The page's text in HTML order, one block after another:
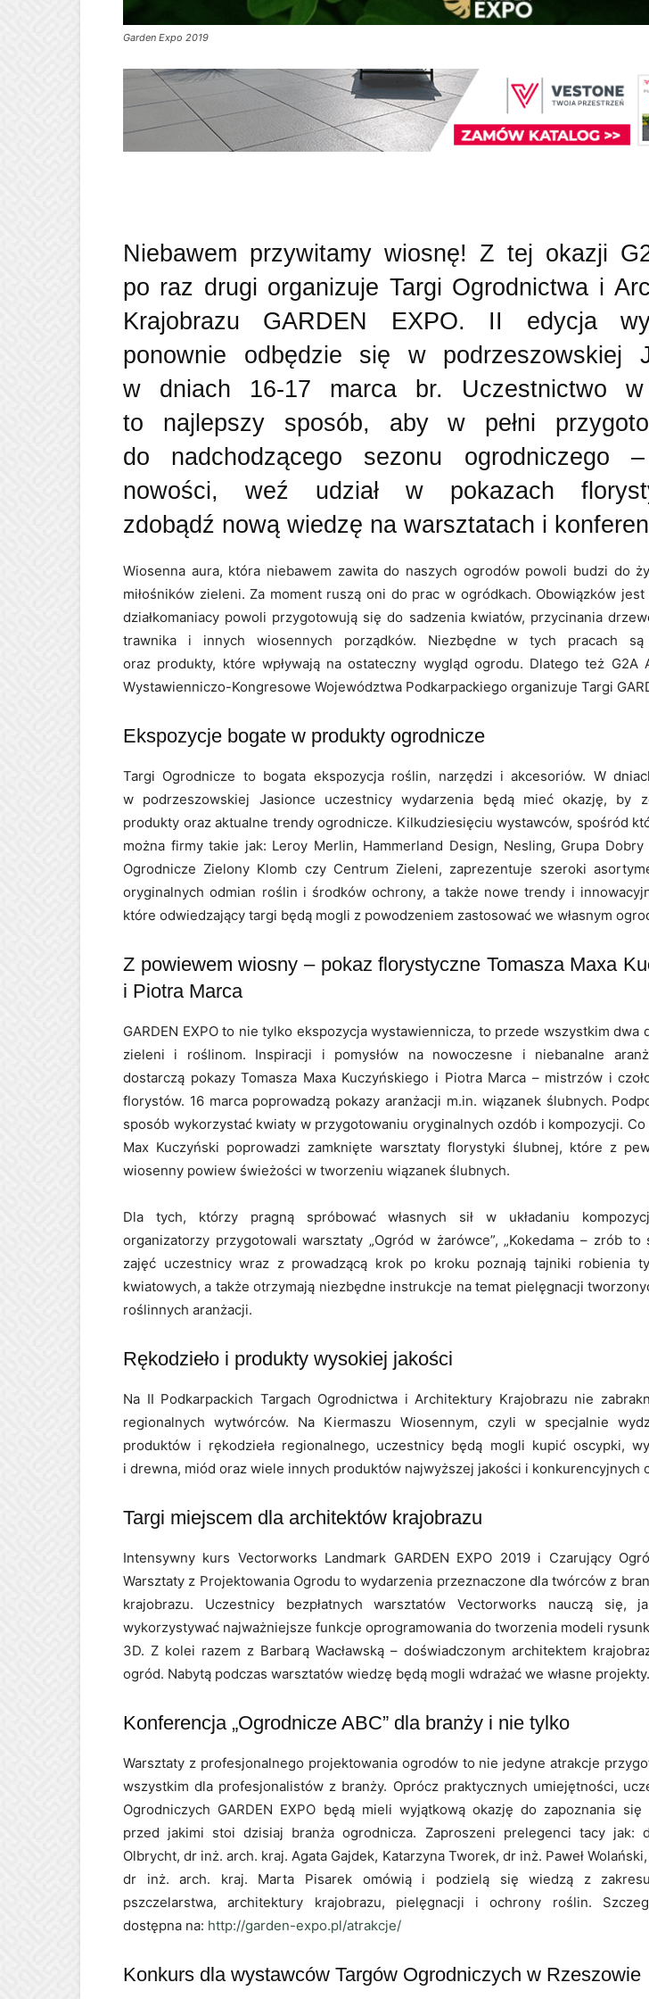
Garden Expo 2019
Niebawem przywitamy wiosnę! Z tej okazji
po raz drugi organizuje Targi Ogrodnictwa i
Krajobrazu GARDEN EXPO. II edycja
ponownie odbędzie się w podrzeszowskiej
w dniach 16-17 marca br. Uczestnictwo w
to najlepszy sposób, aby w pełni
do nadchodzącego sezonu ogrodniczego
nowości, weź udział w pokazach
zdobądź nową wiedzę na warsztatach i
Wiosenna aura, która niebawem zawita do naszych ogrodów powoli budzi do
miłośników zieleni. Za moment ruszą oni do prac w ogródkach. Obowiązków jest
działkomaniacy powoli przygotowują się do sadzenia kwiatów, przycinania
trawnika i innych wiosennych porządków. Niezbędne w tych pracach są
oraz produkty, które wpływają na ostateczny wygląd ogrodu. Dlatego też G2A
Wystawienniczo-Kongresowe Województwa Podkarpackiego organizuje Targi
Ekspozycje bogate w produkty ogrodnicze
Targi Ogrodnicze to bogata ekspozycja roślin, narzędzi i akcesoriów. W
w podrzeszowskiej Jasionce uczestnicy wydarzenia będą mieć okazję, by
produkty oraz aktualne trendy ogrodnicze. Kilkudziesięciu wystawców, spośród
można firmy takie jak: Leroy Merlin, Hammerland Design, Nesling, Grupa Dobry
Ogrodnicze Zielony Klomb czy Centrum Zieleni, zaprezentuje szeroki
oryginalnych odmian roślin i środków ochrony, a także nowe trendy i
które odwiedzający targi będą mogli z powodzeniem zastosować we własnym
Z powiewem wiosny – pokaz florystyczne Tomasza Maxa
i Piotra Marca
GARDEN EXPO to nie tylko ekspozycja wystawiennicza, to przede wszystkim dwa
zieleni i roślinom. Inspiracji i pomysłów na nowoczesne i niebanalne
dostarczą pokazy Tomasza Maxa Kuczyńskiego i Piotra Marca – mistrzów i
florystów. 16 marca poprowadzą pokazy aranżacji m.in. wiązanek ślubnych.
sposób wykorzystać kwiaty w przygotowaniu oryginalnych ozdób i kompozycji.
Max Kuczyński poprowadzi zamknięte warsztaty florystyki ślubnej, które z
wiosenny powiew świeżości w tworzeniu wiązanek ślubnych.
Dla tych, którzy pragną spróbować własnych sił w układaniu
organizatorzy przygotowali warsztaty „Ogród w żarówce”, „Kokedama – zrób to
zajęć uczestnicy wraz z prowadzącą krok po kroku poznają tajniki robienia
kwiatowych, a także otrzymają niezbędne instrukcje na temat pielęgnacji
roślinnych aranżacji.
Rękodzieło i produkty wysokiej jakości
Na II Podkarpackich Targach Ogrodnictwa i Architektury Krajobrazu nie
regionalnych wytwórców. Na Kiermaszu Wiosennym, czyli w specjalnie
produktów i rękodzieła regionalnego, uczestnicy będą mogli kupić oscypki,
i drewna, miód oraz wiele innych produktów najwyższej jakości i konkurencyjnych
Targi miejscem dla architektów krajobrazu
Intensywny kurs Vectorworks Landmark GARDEN EXPO 2019 i Czarujący
Warsztaty z Projektowania Ogrodu to wydarzenia przeznaczone dla twórców z
krajobrazu. Uczestnicy bezpłatnych warsztatów Vectorworks nauczą się,
wykorzystywać najważniejsze funkcje oprogramowania do tworzenia modeli
3D. Z kolei razem z Barbarą Wacławską – doświadczonym architektem
ogród. Nabytą podczas warsztatów wiedzę będą mogli wdrażać we własne projekty.
Konferencja „Ogrodnicze ABC” dla branży i nie tylko
Warsztaty z profesjonalnego projektowania ogrodów to nie jedyne atrakcje
wszystkim dla profesjonalistów z branży. Oprócz praktycznych umiejętności,
Ogrodniczych GARDEN EXPO będą mieli wyjątkową okazję do zapoznania się
przed jakimi stoi dzisiaj branża ogrodnicza. Zaproszeni prelegenci tacy jak:
Olbrycht, dr inż. arch. kraj. Agata Gajdek, Katarzyna Tworek, dr inż. Paweł Wolański,
dr inż. arch. kraj. Marta Pisarek omówią i podzielą się wiedzą z
pszczelarstwa, architektury krajobrazu, pielęgnacji i ochrony roślin.
dostępna na: http://garden-expo.pl/atrakcje/
Konkurs dla wystawców Targów Ogrodniczych w Rzeszowie